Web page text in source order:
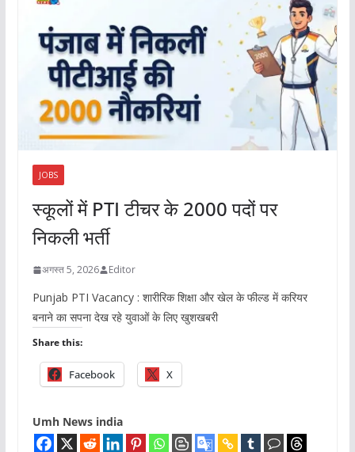
JOBS
स्कूलों में PTI टीचर के 2000 पदों पर
निकली भर्ती
अगस्त 5, 2026 Editor
Punjab PTI Vacancy : शारीरिक शिक्षा और खेल के फील्ड में करियर
बनाने का सपना देख रहे युवाओं के लिए खुशखबरी
Share this:
Facebook X
Umh News india